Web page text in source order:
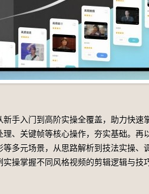
新手入门到高阶实操全覆盖，助力快
理、关键帧等核心操作，夯实基础。
等多元场景，从思路解析到技法实操
操掌握不同风格视频的剪辑逻辑与技